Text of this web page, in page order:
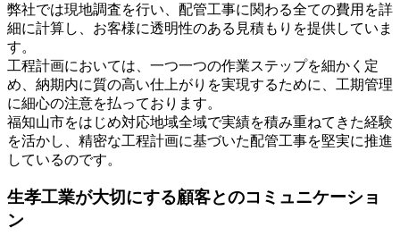
弊社では現地調査を行い、配管工事に関わる全ての費用を詳
細に計算し、お客様に透明性のある見積もりを提供していま
す。
工程計画においては、一つ一つの作業ステップを細かく定
め、納期内に質の高い仕上がりを実現するために、工期管理
に細心の注意を払っております。
福知山市をはじめ対応地域全域で実績を積み重ねてきた経験
を活かし、精密な工程計画に基づいた配管工事を堅実に推進
しているのです。
生孝工業が大切にする顧客とのコミュニケーショ
ン